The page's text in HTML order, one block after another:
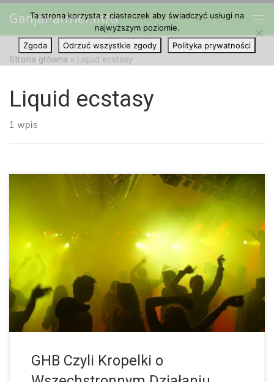
Przejdź do treści
GanjaFarmer.info
Strona główna » Liquid ecstasy
Liquid ecstasy
1 wpis
GHB jest nie tylko endogenną substancją semiochemiczną
znajdującą się w ludzkim mózgu. Substancja ta jest znana
również jako liquid ecstasy lub „G” i spożywana jako narkotyk,
czasami ze skutkiem śmiertelnym. Odurzenie GHB jest bardziej
podobne do stanu po spożyciu alkoholu, chociaż nazwa
sceniczna tego narkotyku liquid ecstasy może sugerować coś
innego. GHB to skrót od kwasu 4-hydroksybutanowego bądź
gammahydroksymaślanu. Substancja […]
GHB Czyli Kropelki o
Ta strona korzysta z ciasteczek aby świadczyć usługi na
najwyższym poziomie.
Zgoda
Odrzuć wszystkie zgody Polityka prywatności